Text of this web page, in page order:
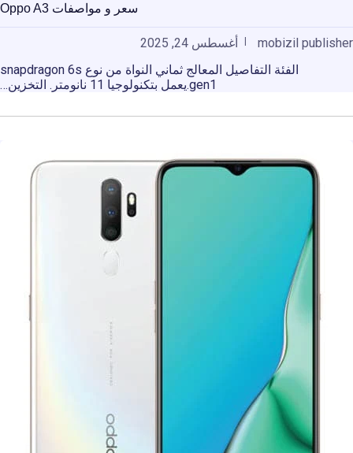
سعر و مواصفات Oppo A3
mobizil publisher
أغسطس 24, 2025
الفئة التفاصيل المعالج ثماني النواة من نوع snapdragon 6s
gen1.يعمل بتكنولوجيا 11 نانومتر. التخزين…